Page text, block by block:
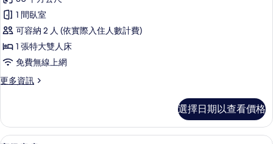
的
所
有
相
片
大
雙
人
床
的
詳
情
豪
華
客
房,
張
大
雙
1 間臥室
可容納 2 人 (依實際入住人數計費)
1 張特大雙人床
免費無線上網
更多資訊
更
客
房,
選擇日期以查看價格
高級客房 | 書桌、遮光布/窗簾、隔音